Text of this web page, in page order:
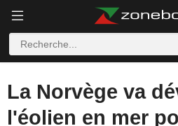
La Norvège va
l'éolien en mer